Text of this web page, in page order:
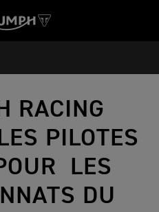
RACING
PILOTES
LES
DU